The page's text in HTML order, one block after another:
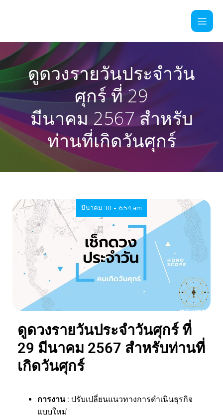
ดูดวงรายวันประจำวัน
ศุกร์ ที่ 29
มีนาคม 2567 สำหรับ
ท่านที่เกิดวันศุกร์
มีนาคม 30 - 6:54 am
ดูดวงรายวันประจำวันศุกร์ ที่
29 มีนาคม 2567 สำหรับท่านที่
เกิดวันศุกร์
การงาน: ปรับเปลี่ยนแนวทางการดำเนินธุรกิจ
แบบใหม่